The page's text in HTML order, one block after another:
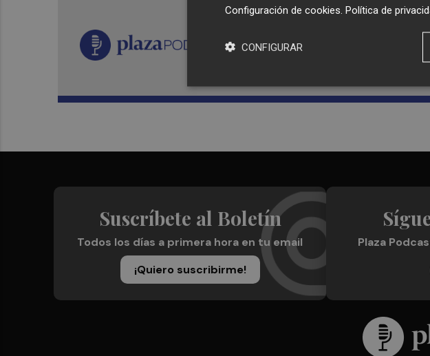
Recibe
Plaza
Suscríbete al Boletín
Todos los días a primera hora en tu email
¡Quiero suscribirme!
Plaza
Configuración de cookies Política de
CONFIGURAR